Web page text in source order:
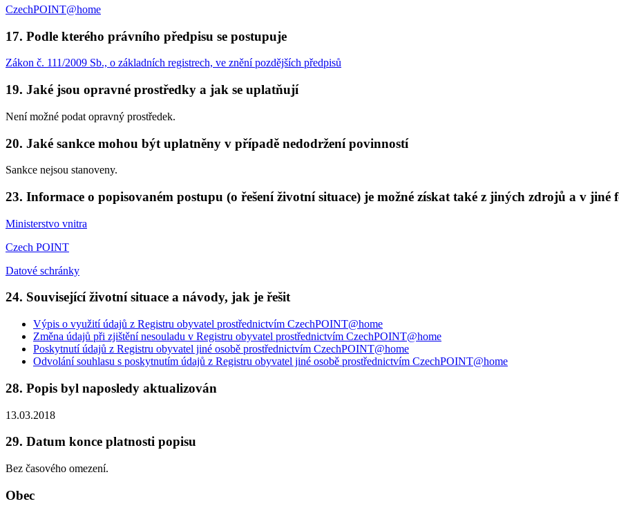
CzechPOINT@home
17. Podle kterého právního předpisu se postupuje
Zákon č. 111/2009 Sb., o základních registrech, ve znění pozdějších předpisů
19. Jaké jsou opravné prostředky a jak se uplatňují
Není možné podat opravný prostředek.
20. Jaké sankce mohou být uplatněny v případě nedodržení povinností
Sankce nejsou stanoveny.
23. Informace o popisovaném postupu (o řešení životní situace) je možné získat také z jiných zdrojů a v jiné
Ministerstvo vnitra
Czech POINT
Datové schránky
24. Související životní situace a návody, jak je řešit
Výpis o využití údajů z Registru obyvatel prostřednictvím CzechPOINT@home
Změna údajů při zjištění nesouladu v Registru obyvatel prostřednictvím CzechPOINT@home
Poskytnutí údajů z Registru obyvatel jiné osobě prostřednictvím CzechPOINT@home
Odvolání souhlasu s poskytnutím údajů z Registru obyvatel jiné osobě prostřednictvím CzechPOINT@home
28. Popis byl naposledy aktualizován
13.03.2018
29. Datum konce platnosti popisu
Bez časového omezení.
Obec